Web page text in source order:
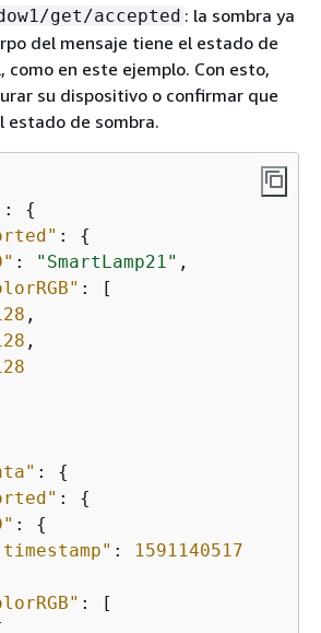
get/accepted : la sombra ya
del mensaje tiene el estado de
como en este ejemplo. Con esto,
su dispositivo o confirmar que
estado de sombra.
: {
: {
: "SmartLamp21" ,
: [
,
,
: {
: {
: {
:
1591140517
: [